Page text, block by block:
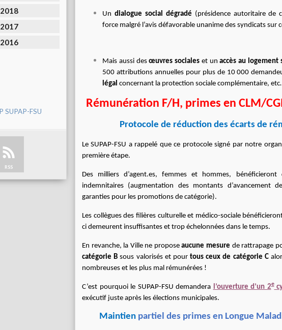
2018
2017
2016
SUPAP-FSU
RSS
Un dialogue social dégradé (présidence autoritaire de
force malgré l’avis défavorable unanime des syndicats sur
Mais aussi desœuvres sociales et unaccès au logement
500 attributions annuelles pour plus de 10 000
légal concernant la protection sociale complémentaire,
Rémunération F/H, primes en CLM/
Protocole de réduction des écarts de
Le SUPAP-FSU a rappelé que ce protocole signé par notre
première étape.
Des milliers d’agent.es, femmes et hommes,
indemnitaires (augmentation des montants d’avancement
garanties pour les promotions de catégorie).
Les collègues des filières culturelle et médico-sociale
ci demeurent insuffisantes et trop échelonnées dans le temps.
En revanche, la Ville ne proposeaucune mesure de rattrapage
catégorie B sous valorisés et pourtous ceux de catégorie C
nombreuses et les plus mal rémunérées !
C’est pourquoi le SUPAP-FSU demandera l’ouverture d’un 2e
exécutif juste après les élections municipales.
Maintien partiel des primes en Longue